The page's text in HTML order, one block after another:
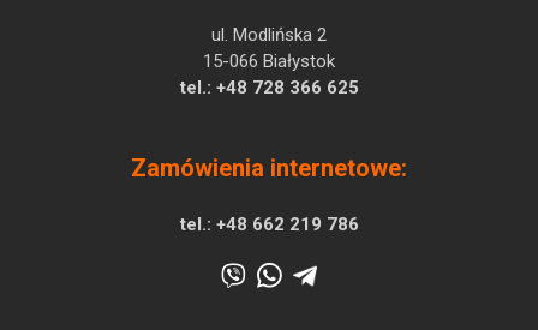
ul. Modlińska 2
15-066 Białystok
tel.: +48 728 366 625
Zamówienia internetowe:
tel.: +48 662 219 786